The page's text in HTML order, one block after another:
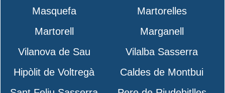
Masquefa
Martorelles
Martorell
Marganell
Vilanova de Sau
Vilalba Sasserra
Hipòlit de Voltregà
Caldes de Montbui